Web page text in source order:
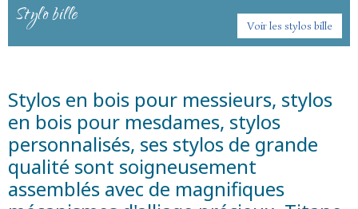
Stylo bille Voir les stylos bille
Stylos en bois pour messieurs, stylos
en bois pour mesdames, stylos
personnalisés, ses stylos de grande
qualité sont soigneusement
assemblés avec de magnifiques